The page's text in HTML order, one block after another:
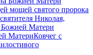
мощей святого пророка
Николая,
Матери
МатериКовчег с